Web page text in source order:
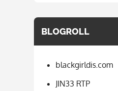
BLOGROLL
blackgirldis.com
JIN33 RTP